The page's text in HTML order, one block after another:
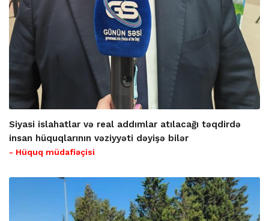
Siyasi islahatlar və real addımlar atılacağı təqdirdə
insan hüquqlarının vəziyyəti dəyişə bilər
- Hüquq müdafiəçisi